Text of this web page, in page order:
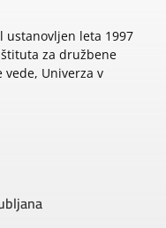
ustanovljen leta 1997
za družbene
vede, Univerza v